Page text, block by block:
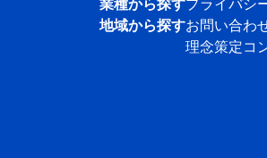
地域から探すお問い合わ
理念策定コ